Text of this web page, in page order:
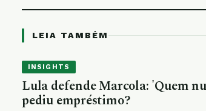
LEIA TAMBÉM
INSIGHTS
Lula defende Marcola: 'Quem
pediu empréstimo?